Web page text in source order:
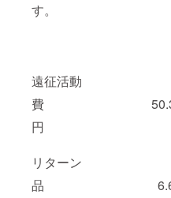
す。
遠征活動
費 50.3
円
リターン
品 6.6